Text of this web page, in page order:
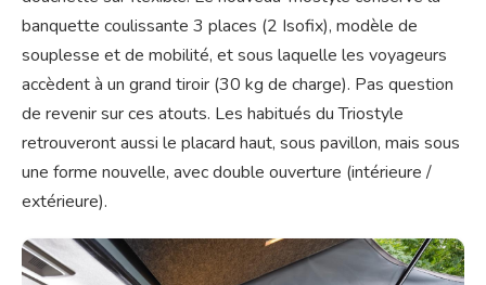
banquette coulissante 3 places (2 Isofix), modèle de
souplesse et de mobilité, et sous laquelle les voyageurs
accèdent à un grand tiroir (30 kg de charge). Pas question
de revenir sur ces atouts. Les habitués du Triostyle
retrouveront aussi le placard haut, sous pavillon, mais sous
une forme nouvelle, avec double ouverture (intérieure /
extérieure).